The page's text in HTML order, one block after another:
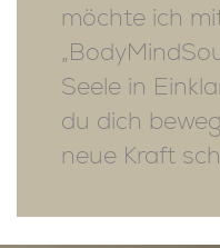
möchte ich
Seele in
du dich
neue Kraft